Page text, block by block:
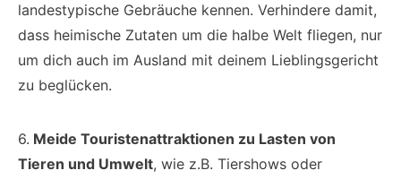
landestypische Gebräuche kennen. Verhindere damit,
dass heimische Zutaten um die halbe Welt fliegen, nur
um dich auch im Ausland mit deinem Lieblingsgericht
zu beglücken.
6. Meide Touristenattraktionen zu Lasten von
Tieren und Umwelt, wie z.B. Tiershows oder